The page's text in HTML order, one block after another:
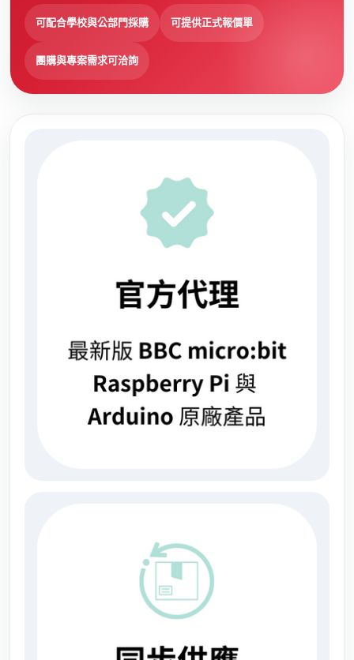
可配合學校與公部門採購 可提供正式報價單
團購與專案需求可洽詢